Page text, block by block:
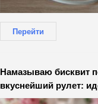
Перейти
Намазываю бисквит
вкуснейший рулет: